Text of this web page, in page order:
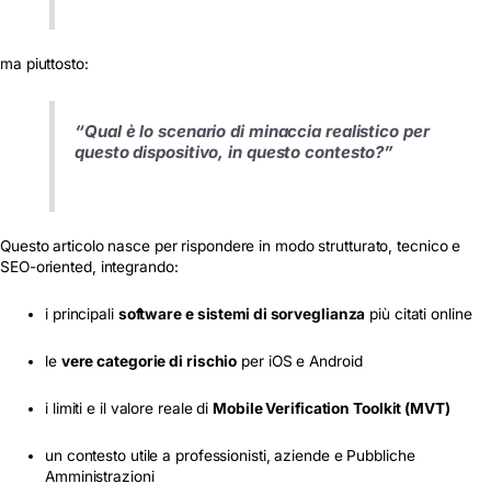
ma piuttosto:
“Qual è lo scenario di minaccia realistico per
questo dispositivo, in questo contesto?”
Questo articolo nasce per rispondere in modo strutturato, tecnico e
SEO-oriented, integrando:
i principali software e sistemi di sorveglianza più citati online
le vere categorie di rischio per iOS e Android
i limiti e il valore reale diMobile Verification Toolkit (MVT)
un contesto utile a professionisti, aziende e Pubbliche
Amministrazioni